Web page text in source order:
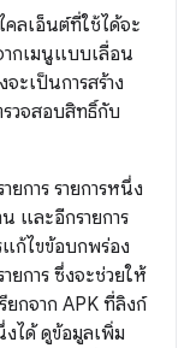
ลเอ็นต์ที่ใช้ได้จะ
ากเมนูแบบเลื่อน
จะเป็นการสร้าง
วจสอบสิทธิ์กับ
ยการ รายการหนึ่ง
และอีกรายการ
ก้ไขข้อบกพร่อง
ยการ ซึ่งจะช่วยให้
ยกจาก APK ที่ลิงก์
งได้ ดูข้อมูลเพิ่ม